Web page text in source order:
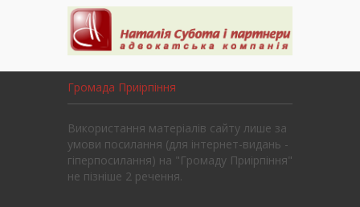
Громада Приірпіння
Використання матеріалів сайту лише за
умови посилання (для інтернет-видань -
гіперпосилання) на "Громаду Приірпіння"
не пізніше 2 речення.